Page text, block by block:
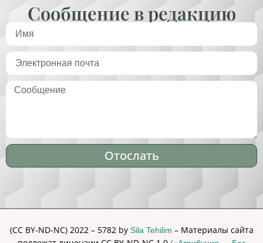
Сообщение в редакцию
Отослать
(CC BY-ND-NC) 2022 – 5782 by Sila Tehilim – Материалы сайта